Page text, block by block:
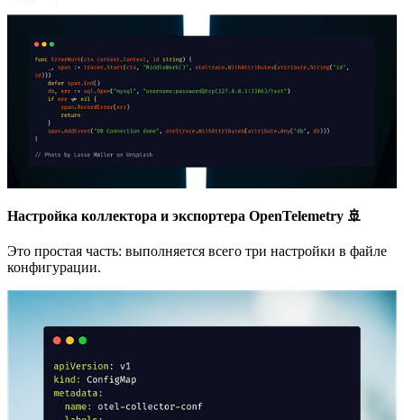
Настройка коллектора и экспортера OpenTelemetry 🚢
Это простая часть: выполняется всего три настройки в файле
конфигурации.